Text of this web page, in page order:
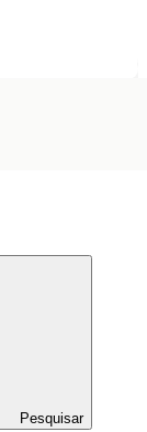
Pesquisar